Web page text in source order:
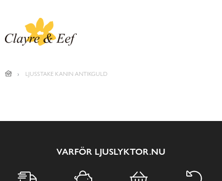
LJUSSTAKE KANIN ANTIKGULD
VARFÖR LJUSLYKTOR.NU